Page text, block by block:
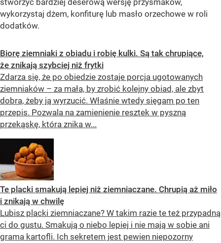
stworzyć bardziej deserową wersję przysmaków,
wykorzystaj dżem, konfiturę lub masło orzechowe w roli
dodatków.
Biorę ziemniaki z obiadu i robię kulki. Są tak chrupiące,
że znikają szybciej niż frytki
Zdarza się, że po obiedzie zostaje porcja ugotowanych
ziemniaków – za mała, by zrobić kolejny obiad, ale zbyt
dobra, żeby ją wyrzucić. Właśnie wtedy sięgam po ten
przepis. Pozwala na zamienienie resztek w pyszną
przekąskę, która znika w...
Te placki smakują lepiej niż ziemniaczane. Chrupią aż miło
i znikają w chwilę
Lubisz placki ziemniaczane? W takim razie te też przypadną
ci do gustu. Smakują o niebo lepiej i nie mają w sobie ani
grama kartofli. Ich sekretem jest pewien niepozorny